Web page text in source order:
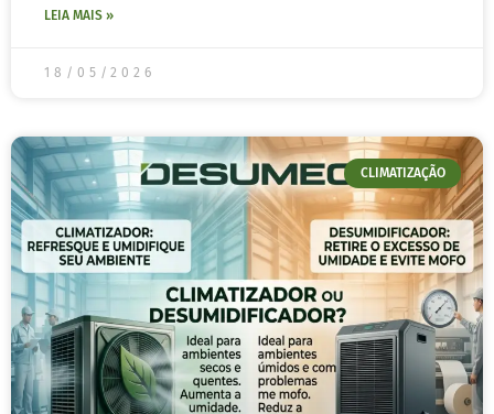
LEIA MAIS »
18/05/2026
CLIMATIZAÇÃO